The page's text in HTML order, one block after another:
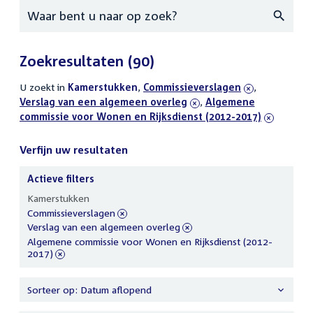
Zoeken
Zoekresultaten (90)
U zoekt in actieve
filters
Kamerstukken, verwijder
filter
Commissieverslagen ,
Verslag van een algemeen overleg , verwijder
filter
Algemene
commissie voor Wonen en Rijksdienst (2012-2017)
Verfijn uw resultaten
uw
resultaten
Actieve filters
Kamerstukken
verwijder
filter
Commissieverslagen
verwijder
filter
Verslag van een algemeen overleg
verwijder
filter
Algemene commissie voor Wonen en Rijksdienst (2012-
2017)
Sorteer op: Datum aflopend